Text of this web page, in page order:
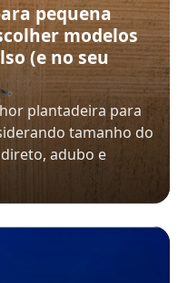
pequena
modelos
(e no seu
plantadeira para
tamanho do
adubo e